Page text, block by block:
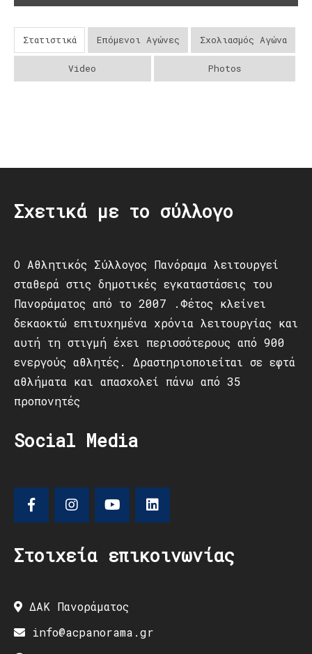
Στατιστικά Επόμενοι Αγώνες Σχολιασμός Αγώνα
Video Photos
Σχετικά με το σύλλογο
Ο Αθλητικός Σύλλογος Πανόραμα λειτουργεί
σταθερά στις δημοτικές εγκαταστάσεις του
Πανοράματος από το 2007 .Φέτος κλείνει
δεκαοκτώ επιτυχημένα χρόνια λειτουργίας και
αυτή τη στιγμή έχει περισσότερους από 900
ενεργούς αθλητές. Δραστηριοποιείται σε εφτά
αθλήματα και απασχολεί πάνω από 35
προπονητές
Social Media
Στοιχεία επικοινωνίας
ΔΑΚ Πανοράματος
info@acpanorama.gr